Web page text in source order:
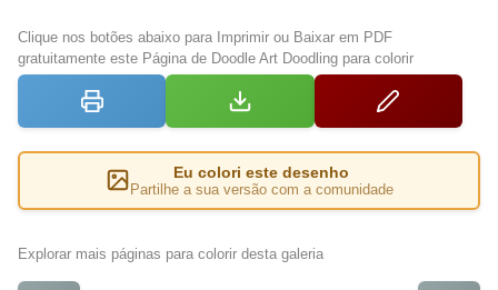
Clique nos botões abaixo para Imprimir ou Baixar em PDF
gratuitamente este Página de Doodle Art Doodling para colorir
Eu colori este desenho
Partilhe a sua versão com a comunidade
Explorar mais páginas para colorir desta galeria